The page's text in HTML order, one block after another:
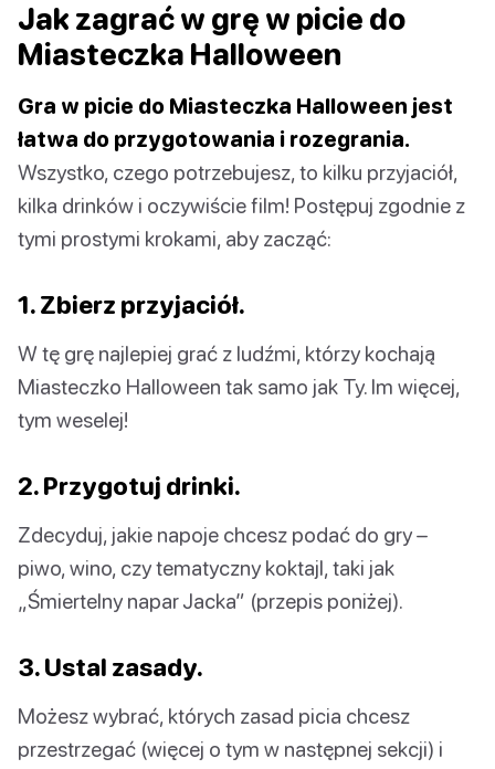
Jak zagrać w grę w picie do
Miasteczka Halloween
Gra w picie do Miasteczka Halloween jest
łatwa do przygotowania i rozegrania.
Wszystko, czego potrzebujesz, to kilku przyjaciół,
kilka drinków i oczywiście film! Postępuj zgodnie z
tymi prostymi krokami, aby zacząć:
1. Zbierz przyjaciół.
W tę grę najlepiej grać z ludźmi, którzy kochają
Miasteczko Halloween tak samo jak Ty. Im więcej,
tym weselej!
2. Przygotuj drinki.
Zdecyduj, jakie napoje chcesz podać do gry –
piwo, wino, czy tematyczny koktajl, taki jak
„Śmiertelny napar Jacka” (przepis poniżej).
3. Ustal zasady.
Możesz wybrać, których zasad picia chcesz
przestrzegać (więcej o tym w następnej sekcji) i